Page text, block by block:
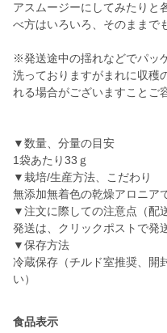
アスムージーにしてみたりと
べ方はいろいろ、そのままで
※発送途中の揺れなどでパッ
洗っておりますがまれに収穫
れる場合がございますことご
▼数量、分量の目安
1袋あたり33ｇ
▼栽培/生産方法、こだわり
無添加無着色の乾燥アロニア
▼注文に際しての注意点（配
発送は、クリックポストで発
▼保存方法
冷蔵保存（チルド室推奨、開
食品表示